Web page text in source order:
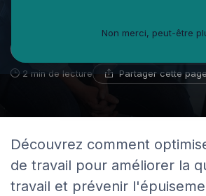
2 min de lecture Partager cette page
Découvrez comment
de travail pour améliorer la
travail et prévenir
Non merci, peut-être